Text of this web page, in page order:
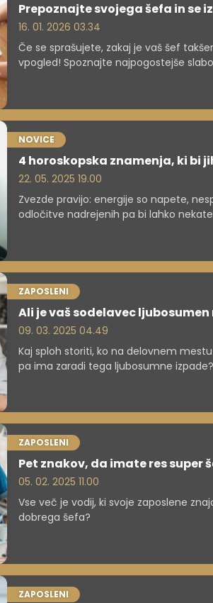
Prepoznajte svojega šefa in se
16. 01. 2026 03.34
Če se sprašujete, zakaj je vaš šef
vpogled! Spoznajte najpogostejše
NOVICE
4 horoskopska znamenja, ki bi
22. 05. 2025 19.00
Zvezde pravijo: energije so napete,
odločitve nadrejenih pa bi lahko
ZAPOSLENI
Ali je vaš sodelavec ljubosumen
09. 03. 2025 04.49
Kaj sploh storiti, ko na delovnem
pa ima zaradi tega ljubosumne izpade?
ZAPOSLENI
Pet znakov, da imate res super
05. 02. 2025 11.00
Vse več je vodij, ki svoje zaposlene
dobrega šefa?
ZAPOSLENI